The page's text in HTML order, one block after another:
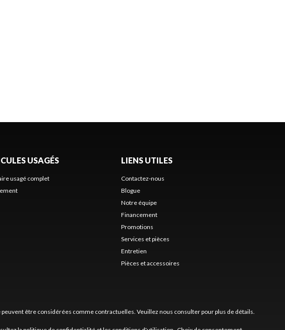
USAGÉS
usagé complet
LIENS UTILES
Contactez-nous
Blogue
Notre équipe
Financement
Promotions
Services et pièces
Entretien
Pièces et accessoires
être considérées comme contractuelles. Veuillez nous consulter pour plus de détails.